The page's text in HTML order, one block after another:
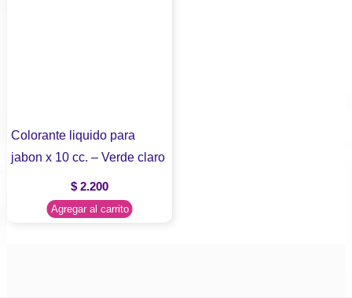
Colorante liquido para
jabon x 10 cc. – Verde claro
$ 2.200
Agregar al carrito